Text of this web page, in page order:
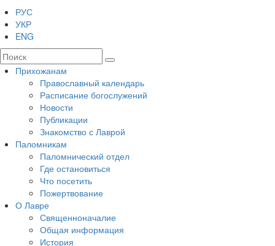
РУС
УКР
ENG
Прихожанам
Православный календарь
Расписание богослужений
Новости
Публикации
Знакомство с Лаврой
Паломникам
Паломнический отдел
Где остановиться
Что посетить
Пожертвование
О Лавре
Священноначалие
Общая информация
История